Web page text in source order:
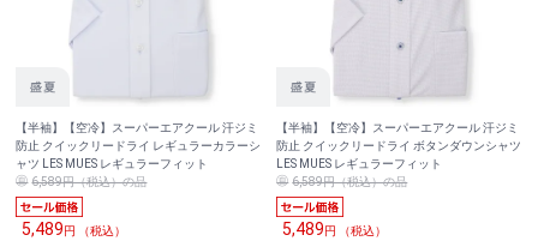
【半袖】【空冷】スーパーエアクール 汗ジミ
防止 クイックリードライ レギュラーカラーシ
ャツ LES MUES レギュラーフィット
6,589円（税込）の品
5,489円 （税込）
【半袖】【空冷】スーパーエアクール 汗ジミ
防止 クイックリードライ ボタンダウンシャツ
LES MUES レギュラーフィット
6,589円（税込）の品
5,489円 （税込）